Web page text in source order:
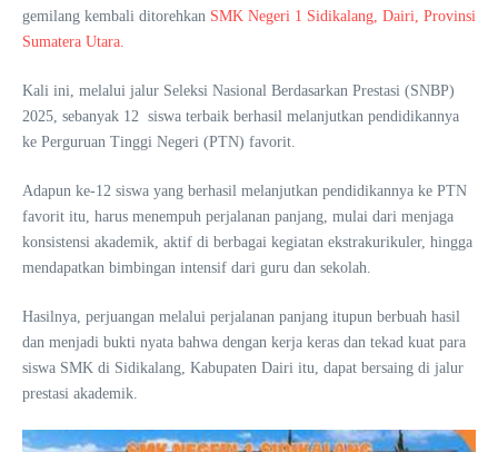
gemilang kembali ditorehkan SMK Negeri 1 Sidikalang, Dairi, Provinsi
Sumatera Utara.
Kali ini, melalui jalur Seleksi Nasional Berdasarkan Prestasi (SNBP)
2025, sebanyak 12 siswa terbaik berhasil melanjutkan pendidikannya
ke Perguruan Tinggi Negeri (PTN) favorit.
Adapun ke-12 siswa yang berhasil melanjutkan pendidikannya ke PTN
favorit itu, harus menempuh perjalanan panjang, mulai dari menjaga
konsistensi akademik, aktif di berbagai kegiatan ekstrakurikuler, hingga
mendapatkan bimbingan intensif dari guru dan sekolah.
Hasilnya, perjuangan melalui perjalanan panjang itupun berbuah hasil
dan menjadi bukti nyata bahwa dengan kerja keras dan tekad kuat para
siswa SMK di Sidikalang, Kabupaten Dairi itu, dapat bersaing di jalur
prestasi akademik.